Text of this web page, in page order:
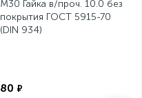
М30 Гайка в/проч. 10.0 без
покрытия ГОСТ 5915-70
(DIN 934)
80 ₽